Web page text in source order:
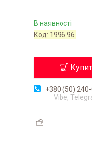
В наявності
Код: 1996.96
+380 (50) 240-
Vibe,